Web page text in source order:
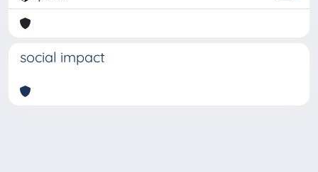
social impact